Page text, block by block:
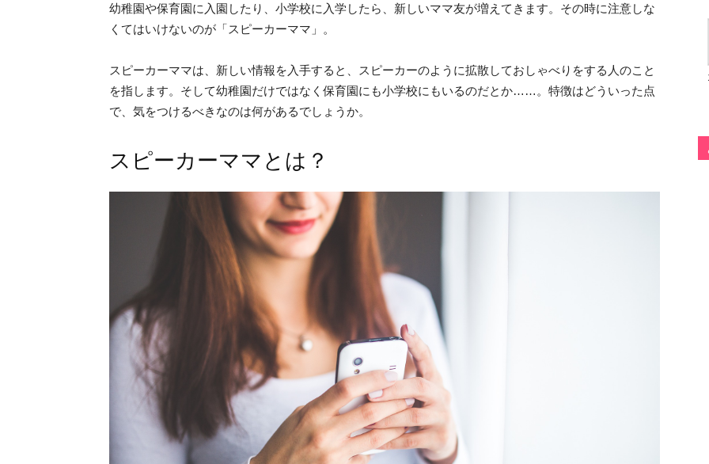
幼稚園や保育園に入園したり、小学校に入学したら、新しいママ友が増えてきます。その時に注意しな
くてはいけないのが「スピーカーママ」。
スピーカーママは、新しい情報を入手すると、スピーカーのように拡散しておしゃべりをする人のこと
を指します。そして幼稚園だけではなく保育園にも小学校にもいるのだとか……。特徴はどういった点
で、気をつけるべきなのは何があるでしょうか。
スピーカーママとは？